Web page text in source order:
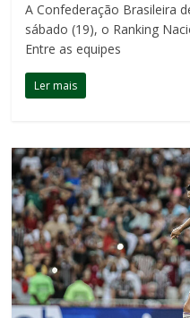
A Confederação Brasileira
sábado (19), o Ranking
Entre as equipes
Ler mais